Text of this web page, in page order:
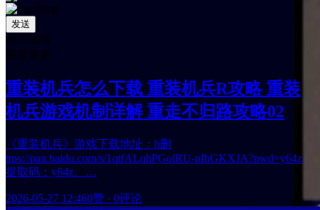
发送
相关阅读
最新更新
重装机兵怎么下载 重装机兵R攻略 重装
机兵游戏机制详解 重走不归路攻略02
《重装机兵》游戏下载地址：h删
ttps://pan.baidu.com/s/1qtfALqhPGolRU-pIhGKXJA?pwd=y64z
提取码：y64z。…
2026-05-27 12:460赞 · 0评论